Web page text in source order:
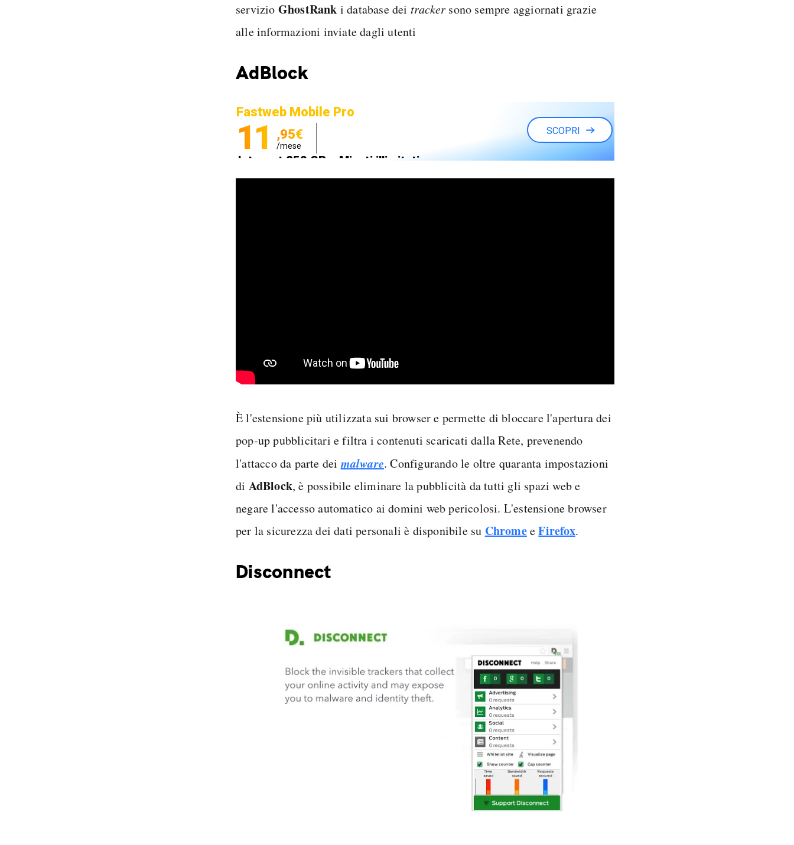
servizio GhostRank i database dei tracker sono sempre aggiornati grazie
alle informazioni inviate dagli utenti
AdBlock
Fastweb Mobile Pro
11 ,95€
/mese
Internet 250 GB e Minuti illimitati
Spedizione SIM GRATIS
SCOPRI
È l'estensione più utilizzata sui browser e permette di bloccare l'apertura dei
pop-up pubblicitari e filtra i contenuti scaricati dalla Rete, prevenendo
l'attacco da parte dei malware. Configurando le oltre quaranta impostazioni
di AdBlock, è possibile eliminare la pubblicità da tutti gli spazi web e
negare l'accesso automatico ai domini web pericolosi. L'estensione browser
per la sicurezza dei dati personali è disponibile su ChromeeFirefox.
Disconnect